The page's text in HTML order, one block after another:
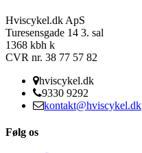
Hviscykel.dk ApS
Turesensgade 14 3. sal
1368 kbh k
CVR nr. 38 77 57 82
hviscykel.dk
9330 9292
kontakt@hviscykel.dk
Følg os